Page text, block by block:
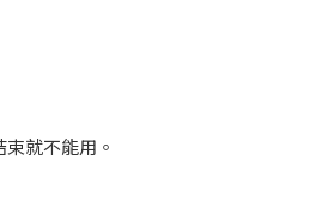
就不能用。